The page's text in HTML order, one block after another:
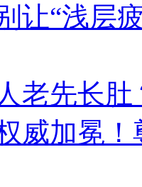
让“浅层
人老先长
威加冕！